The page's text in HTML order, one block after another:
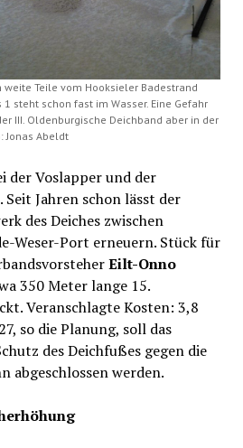
weite Teile vom Hooksieler Badestrand
steht schon fast im Wasser. Eine Gefahr
III. Oldenburgische Deichband aber in der
Jonas Abeldt
der Voslapper und der
Seit Jahren schon lässt der
des Deiches zwischen
Weser-Port erneuern. Stück für
Eilt-Onno
350 Meter lange 15.
Veranschlagte Kosten: 3,8
so die Planung, soll das
des Deichfußes gegen die
abgeschlossen werden.